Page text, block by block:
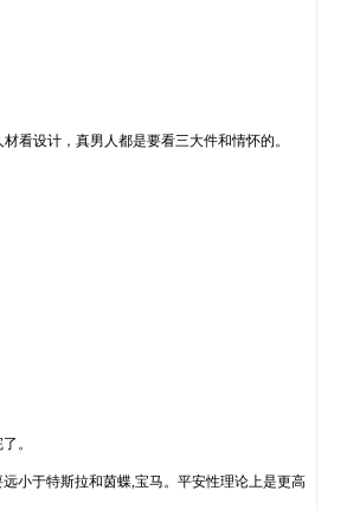
看设计，真男人都是要看三大件和情怀的。
。
小于特斯拉和茵蝶,宝马。平安性理论上是更高